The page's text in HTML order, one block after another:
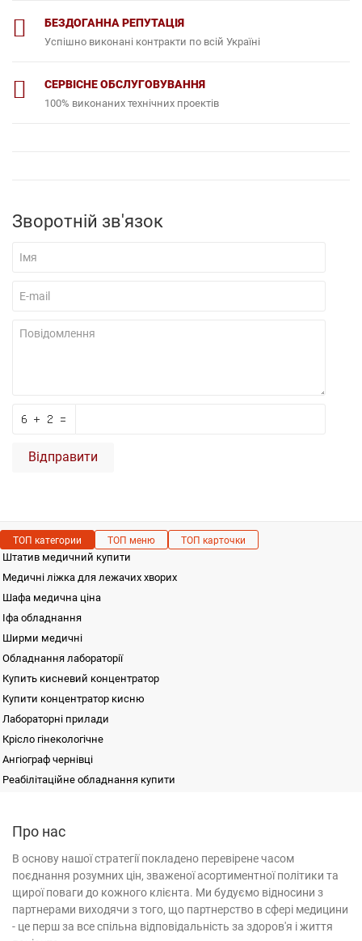
БЕЗДОГАННА РЕПУТАЦІЯ
Успішно виконані контракти по всій Україні
СЕРВІСНЕ ОБСЛУГОВУВАННЯ
100% виконаних технічних проектів
Зворотній зв'язок
Відправити
ТОП категории ТОП меню ТОП карточки
Штатив медичний купити
Медичні ліжка для лежачих хворих
Шафа медична ціна
Іфа обладнання
Ширми медичні
Обладнання лабораторії
Купить кисневий концентратор
Купити концентратор кисню
Лабораторні прилади
Крісло гінекологічне
Ангіограф чернівці
Реабілітаційне обладнання купити
Дозатор biohit
Концентратор кисню купити
Принтер сухого друку
Ліжко лікарняне
Інфузомат купити
Хірургія
Медичні меблі
Неонатологія
Офтальмологія
Оториноларингологія
Реанімація | Інтенсивна терапія
Фізіотерапія
Апарат лазерної терапії
Магнітотерапія (апарати)
Апарат ультразвукової терапії
Електроенцефалограф
Хірургічне обладнання
Лабораторне обладнання
Медичні меблі
Офтальмологія (апарати)
Аудіометр
Обладнання для реанімації
Медичне обладнання (КТ-апарати)
Дезінфікуючі засоби
Реабілітаційне обладнання
Робоче місце офтальмолога HRT-7000 HUVITZ
Верстат для обробки лінз ручний
Стіл-тумба маніпуляційний пересувний ТСМ-6-NATA SL
Периметр OCTOPUS 900
Ліжко механічне чотирьохсекційне HBM-2SM
Про нас
В основу нашоїстратегії покладено перевіренечасом
поєднання розумних цін, зваженоїасортиментної політики та
щирої поваги до кожного клієнта. Ми будуємо відносини з
партнерами виходячи зтого, що партнерство всфері медицини
- це перш за всеспільна відповідальність за здоров'я іжиття